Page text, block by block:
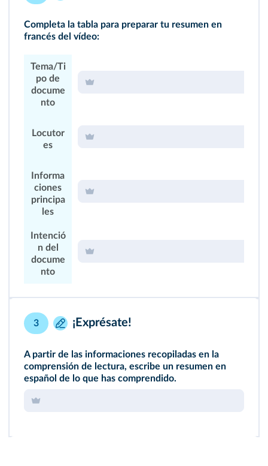
Completa la tabla para preparar tu resumen en
francés del vídeo:
Tema/Ti
po de
docume
nto
Locutor
es
Informa
ciones
principa
les
Intenció
n del
docume
nto
3 ¡Exprésate!
A partir de las informaciones recopiladas en la
comprensión de lectura, escribe un resumen en
español de lo que has comprendido.